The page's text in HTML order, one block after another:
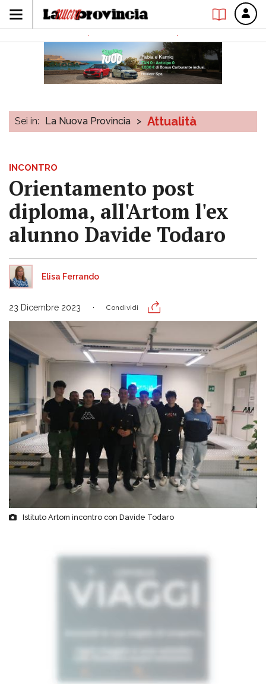
Sei in: La Nuova Provincia > Attualità
INCONTRO
Orientamento post
diploma, all'Artom l'ex
alunno Davide Todaro
Elisa Ferrando
23 Dicembre 2023 Condividi
Istituto Artom incontro con Davide Todaro